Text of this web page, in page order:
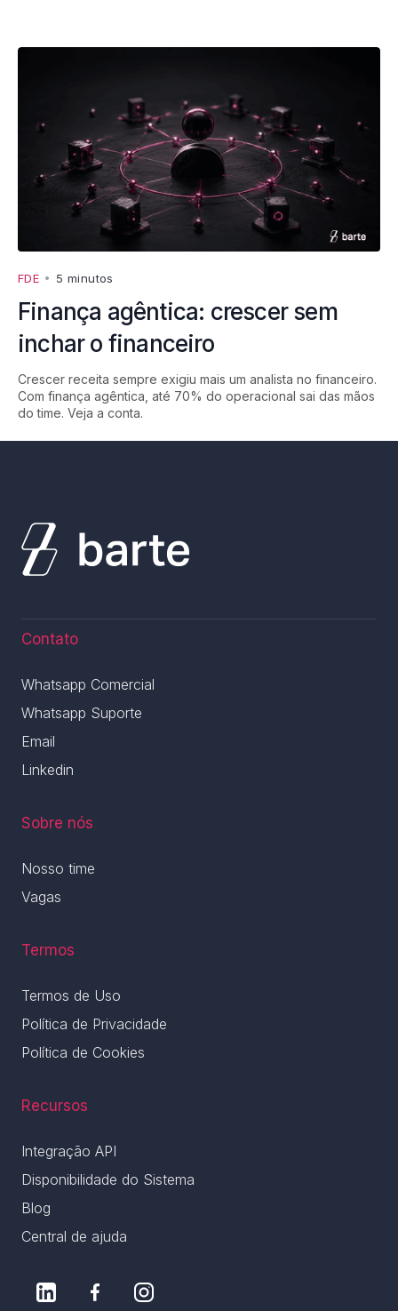
FDE • 5 minutos
Finança agêntica: crescer sem
inchar o financeiro
Crescer receita sempre exigiu mais um analista no financeiro.
Com finança agêntica, até 70% do operacional sai das mãos
do time. Veja a conta.
Contato
Whatsapp Comercial
Whatsapp Suporte
Email
Linkedin
Sobre nós
Nosso time
Vagas
Termos
Termos de Uso
Política de Privacidade
Política de Cookies
Recursos
Integração API
Disponibilidade do Sistema
Blog
Central de ajuda